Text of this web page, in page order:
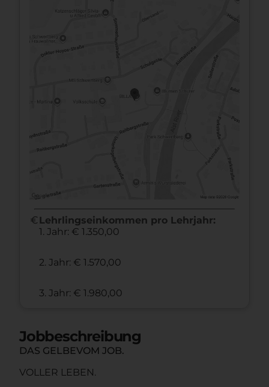
euro Lehrlingseinkommen pro Lehrjahr:
1. Jahr: € 1.350,00
2. Jahr: € 1.570,00
3. Jahr: € 1.980,00
Jobbeschreibung
DAS GELBEVOM JOB.
VOLLER LEBEN.